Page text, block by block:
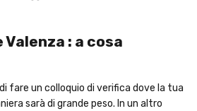
: a cosa
fare un colloquio di verifica dove la tua
sarà di grande peso. In un altro